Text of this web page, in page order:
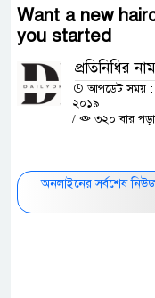
Want a new
you started
প্রতিনিধির নাম
আপডেট সময় :
২০১৯
/
৩২০ বার
অনলাইনের সর্বশেষ